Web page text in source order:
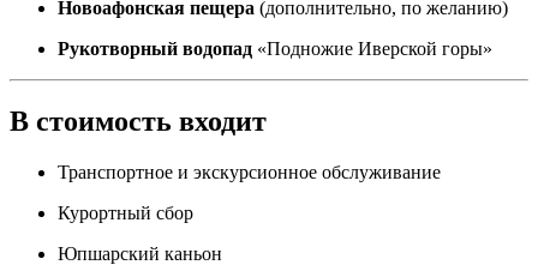
Новоафонская пещера (дополнительно, по желанию)
Рукотворный водопад «Подножие Иверской горы»
В стоимость входит
Транспортное и экскурсионное обслуживание
Курортный сбор
Юпшарский каньон